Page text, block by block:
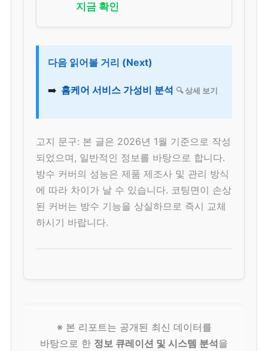
지금 확인
다음 읽어볼 거리 (Next)
➡️ 홈케어 서비스 가성비 분석 🔍 상세 보기
고지 문구: 본 글은 2026년 1월 기준으로 작성
되었으며, 일반적인 정보를 바탕으로 합니다.
방수 커버의 성능은 제품 제조사 및 관리 방식
에 따라 차이가 날 수 있습니다. 코팅면이 손상
된 커버는 방수 기능을 상실하므로 즉시 교체
하시기 바랍니다.
※ 본 리포트는 공개된 최신 데이터를
바탕으로 한 정보 큐레이션 및 시스템 분석을